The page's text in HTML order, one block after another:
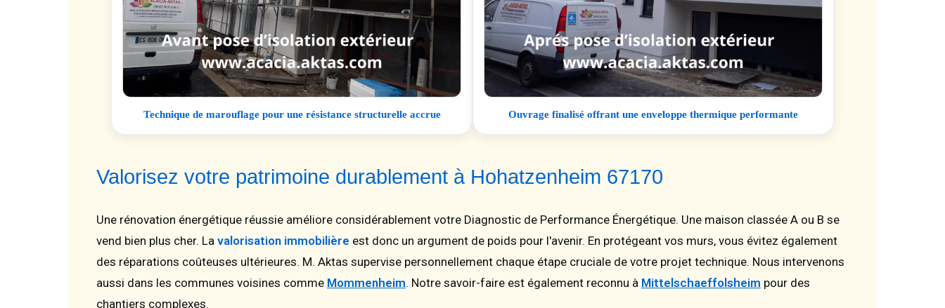
Technique de marouflage pour une résistance structurelle accrue Ouvrage finalisé offrant une enveloppe thermique performante
Valorisez votre patrimoine durablement à Hohatzenheim 67170
Une rénovation énergétique réussie améliore considérablement votre Diagnostic de Performance Énergétique. Une maison classée A ou B se
vend bien plus cher. La valorisation immobilière est donc un argument de poids pour l'avenir. En protégeant vos murs, vous évitez également
des réparations coûteuses ultérieures. M. Aktas supervise personnellement chaque étape cruciale de votre projet technique. Nous intervenons
aussi dans les communes voisines comme Mommenheim. Notre savoir-faire est également reconnu à Mittelschaeffolsheim pour des
chantiers complexes.